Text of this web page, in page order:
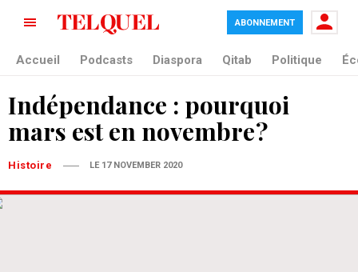
ABONNEMENT
Accueil Podcasts Diaspora Qitab Politique
Indépendance : pourquoi
mars est en novembre ?
Histoire LE 17 NOVEMBER 2020